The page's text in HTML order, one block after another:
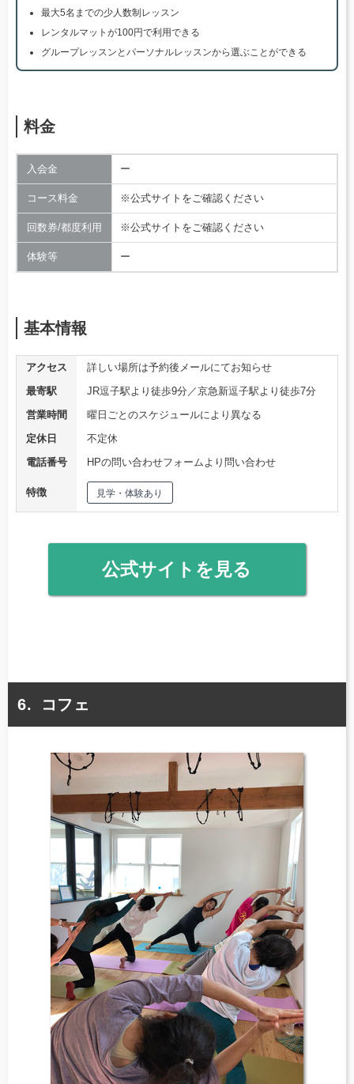
最大5名までの少人数制レッスン
レンタルマットが100円で利用できる
グループレッスンとパーソナルレッスンから選ぶことができる
料金
入会金 ー
コース料金 ※公式サイトをご確認ください
回数券/都度利用 ※公式サイトをご確認ください
体験等 ー
基本情報
アクセス
詳しい場所は予約後メールにてお知らせ
最寄駅
JR逗子駅より徒歩9分／京急新逗子駅より徒歩7分
営業時間
曜日ごとのスケジュールにより異なる
定休日
不定休
電話番号
HPの問い合わせフォームより問い合わせ
特徴 見学・体験あり
公式サイトを見る
コフェ